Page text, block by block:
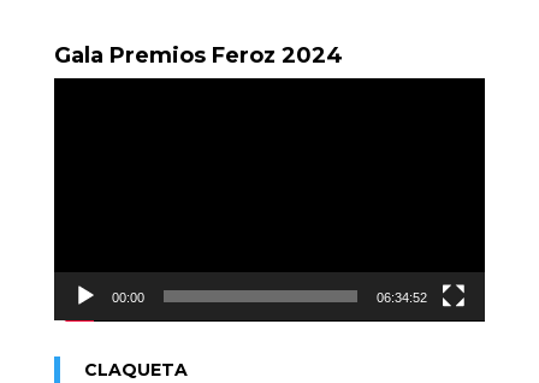
Gala Premios Feroz 2024
00:00 06:34:52
CLAQUETA